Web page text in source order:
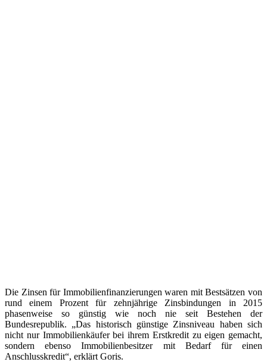
Die Zinsen für Immobilienfinanzierungen waren mit Bestsätzen von
rund einem Prozent für zehnjährige Zinsbindungen in 2015
phasenweise so günstig wie noch nie seit Bestehen der
Bundesrepublik. „Das historisch günstige Zinsniveau haben sich
nicht nur Immobilienkäufer bei ihrem Erstkredit zu eigen gemacht,
sondern ebenso Immobilienbesitzer mit Bedarf für einen
Anschlusskredit“, erklärt Goris.